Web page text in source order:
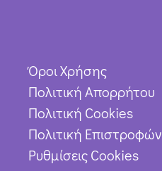
Όροι Χρήσης
Πολιτική Απορρήτου
Πολιτική Cookies
Πολιτική Επιστροφών
Ρυθμίσεις Cookies